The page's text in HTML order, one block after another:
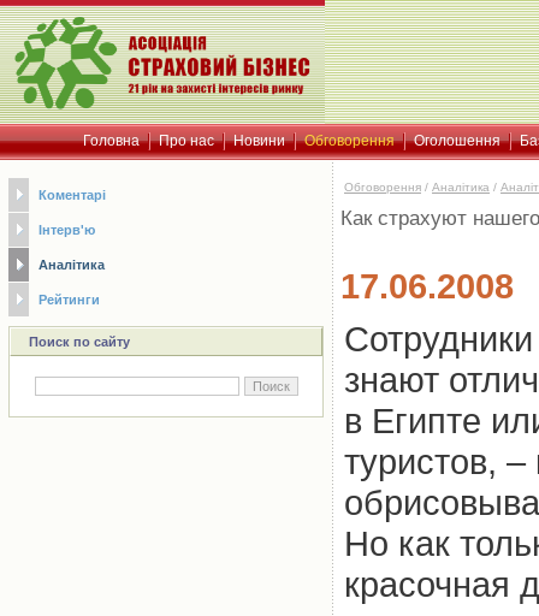
Головна Про нас Новини Обговорення Оголошення
Коментарі
Інтерв'ю
Аналітика
Рейтинги
Поиск по сайту
Обговорення / Аналітика /
Как страхуют
17.06.2008
знают
в Египте
туристов,
Но как
красочная